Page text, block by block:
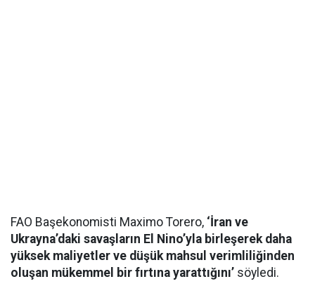
FAO Başekonomisti Maximo Torero, ‘İran ve
Ukrayna’daki savaşların El Nino’yla birleşerek daha
yüksek maliyetler ve düşük mahsul verimliliğinden
oluşan mükemmel bir fırtına yarattığını’ söyledi.